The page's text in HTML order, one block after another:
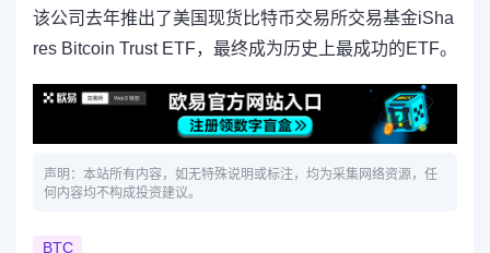
该公司去年推出了美国现货比特币交易所交易基金iSha
res Bitcoin Trust ETF，最终成为历史上最成功的ETF。
声明：本站所有内容，如无特殊说明或标注，均为采集网络资源，任
何内容均不构成投资建议。
BTC